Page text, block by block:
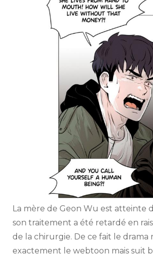
La mère de Geon Wu est atteinte
son traitement a été retardé en
de la chirurgie. De ce fait le drama
exactement le webtoon mais suit